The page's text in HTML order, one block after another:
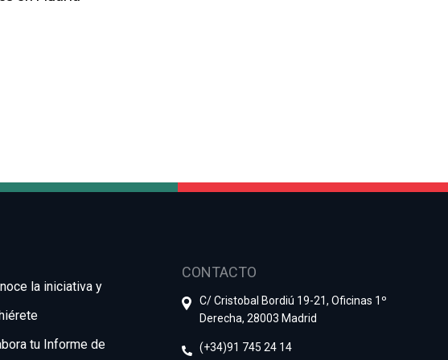
16
la iniciativa y
tu Informe de
CONTACTO
C/ Cristobal Bordiú 19-21, Oficinas 1º
Derecha, 28003 Madrid
(+34)91 745 24 14